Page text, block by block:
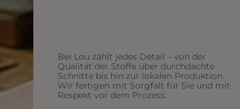
Bei Lou zählt jedes Detail – von der
Qualität der Stoffe über durchdachte
Schnitte bis hin zur lokalen Produktion.
Wir fertigen mit Sorgfalt für Sie und mit
Respekt vor dem Prozess.